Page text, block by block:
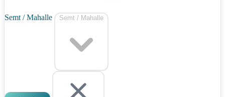
Semt / Mahalle Semt / Mahalle